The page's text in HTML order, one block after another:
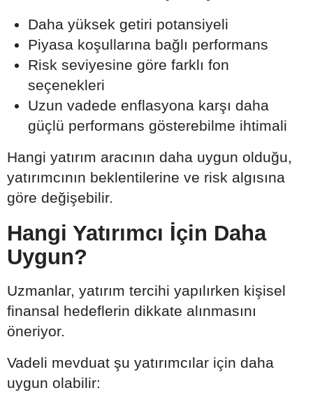
Daha yüksek getiri potansiyeli
Piyasa koşullarına bağlı performans
Risk seviyesine göre farklı fon
seçenekleri
Uzun vadede enflasyona karşı daha
güçlü performans gösterebilme ihtimali
Hangi yatırım aracının daha uygun olduğu,
yatırımcının beklentilerine ve risk algısına
göre değişebilir.
Hangi Yatırımcı İçin Daha
Uygun?
Uzmanlar, yatırım tercihi yapılırken kişisel
finansal hedeflerin dikkate alınmasını
öneriyor.
Vadeli mevduat şu yatırımcılar için daha
uygun olabilir: